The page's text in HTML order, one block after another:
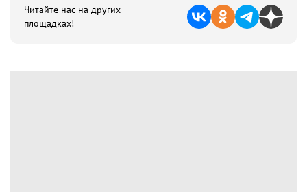
Читайте нас на других
площадках!